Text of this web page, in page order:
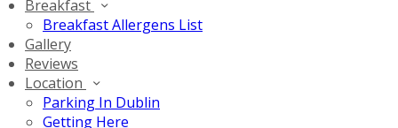
Breakfast
Breakfast Allergens List
Gallery
Reviews
Location
Parking In Dublin
Getting Here